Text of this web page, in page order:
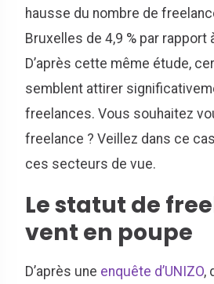
hausse du nombre de
Bruxelles de 4,9 % par rapport
D’après cette même étude,
semblent attirer
freelances. Vous souhaitez
freelance ? Veillez dans ce
ces secteurs de vue.
Le statut de
vent en poupe
D’après une enquête d’UNIZO,